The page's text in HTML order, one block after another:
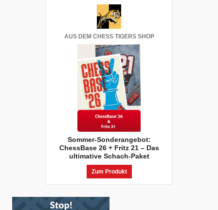
AUS DEM CHESS TIGERS SHOP
Sommer-Sonderangebot:
ChessBase 26 + Fritz 21 – Das
ultimative Schach-Paket
Zum Produkt